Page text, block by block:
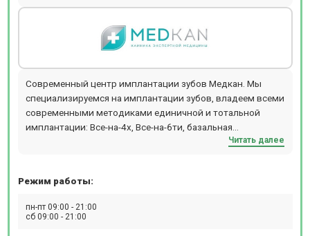
Современный центр имплантации зубов Медкан. Мы
специализируемся на имплантации зубов, владеем всеми
современными методиками единичной и тотальной
имплантации: Все-на-4х, Все-на-6ти, базальная
спектр стоматологических услуг, в том числе лечение под
Читать далее
Режим работы:
пн-пт 09:00 - 21:00
сб 09:00 - 21:00